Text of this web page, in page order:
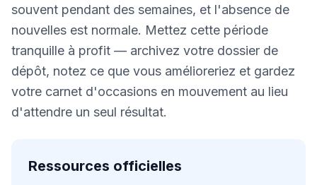
souvent pendant des semaines, et l'absence de
nouvelles est normale. Mettez cette période
tranquille à profit — archivez votre dossier de
dépôt, notez ce que vous amélioreriez et gardez
votre carnet d'occasions en mouvement au lieu
d'attendre un seul résultat.
Ressources officielles